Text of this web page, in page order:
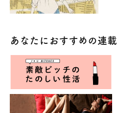
あなたにおすすめの連載